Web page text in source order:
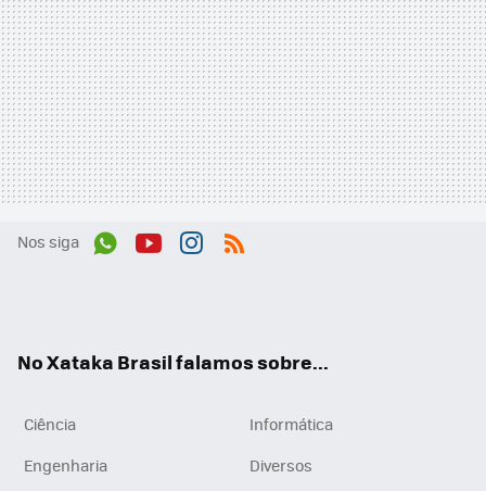
Nos siga
No Xataka Brasil falamos sobre...
Ciência
Informática
Engenharia
Diversos